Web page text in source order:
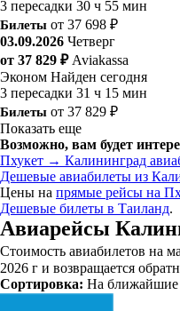
3 пересадки 30 ч 55 мин
Билеты от 37 698 ₽
03.09.2026 Четверг
от 37 829 ₽ Aviakassa
Эконом Найден сегодня
3 пересадки 31 ч 15 мин
Билеты от 37 829 ₽
Показать еще
Возможно, вам будет
Пхукет → Калининград
Дешевые авиабилеты из
Цены на прямые рейсы на
Дешевые билеты в Таиланд.
Авиарейсы
Стоимость авиабилетов на
2026 г и возвращается
Сортировка: На ближайшие